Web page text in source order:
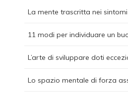
La mente trascritta nei sintomi
11 modi per individuare un
L’arte di sviluppare doti
Lo spazio mentale di forza